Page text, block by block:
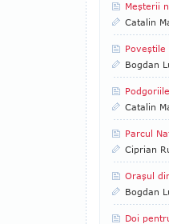
Meşterii
Catalin
Bogdan
Catalin
Parcul
Ciprian
Oraşul
Bogdan
Doi